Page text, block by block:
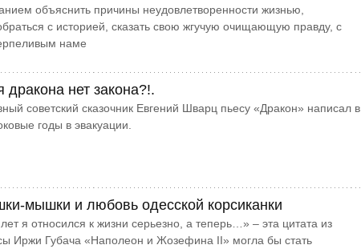
объяснить причины неудовлетворенности жизнью,
с историей, сказать свою жгучую очищающую правду, с
наме
дракона нет закона?!.
советский сказочник Евгений Шварц пьесу «Дракон» написал в
годы в эвакуации.
мышки и любовь одесской корсиканки
я относился к жизни серьезно, а теперь…» – эта цитата из
Иржи Губача «Наполеон и Жозефина ІІ» могла бы стать